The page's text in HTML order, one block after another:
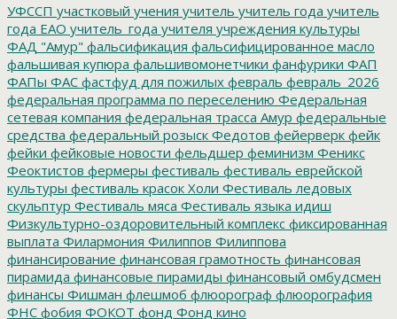
УФССП участковый учения учитель учитель года учитель
года ЕАО учитель_года учителя учреждения культуры
ФАД "Амур" фальсификация фальсифицированное масло
фальшивая купюра фальшивомонетчики фанфурики ФАП
ФАПы ФАС фастфуд для пожилых февраль февраль_2026
федеральная программа по переселению Федеральная
сетевая компания федеральная трасса Амур федеральные
средства федеральный розыск Федотов фейерверк фейк
фейки фейковые новости фельдшер феминизм Феникс
Феоктистов фермеры фестиваль фестиваль еврейской
культуры фестиваль красок Холи Фестиваль ледовых
скульптур Фестиваль мяса Фестиваль языка идиш
Физкультурно-оздоровительный комплекс фиксированная
выплата Филармония Филиппов Филиппова
финансирование финансовая грамотность финансовая
пирамида финансовые пирамиды финансовый омбудсмен
финансы Фишман флешмоб флюорограф флюорография
ФНС фобия ФОКОТ фонд Фонд кино